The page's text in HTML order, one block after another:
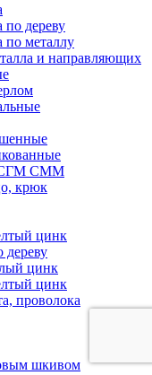
по дереву
по металлу
и направляющих
СГМ СММ
крюк
цинк
цинк
цинк
проволока
шкивом